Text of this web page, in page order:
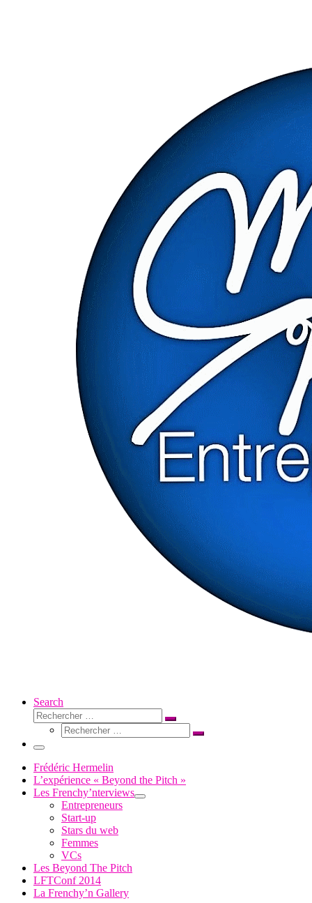
Search
Rechercher
Rechercher
Rechercher
Rechercher
Menu
Frédéric Hermelin
L’expérience « Beyond the Pitch »
Les Frenchy’nterviews
Entrepreneurs
Start-up
Stars du web
Femmes
VCs
Les Beyond The Pitch
LFTConf 2014
La Frenchy’n Gallery